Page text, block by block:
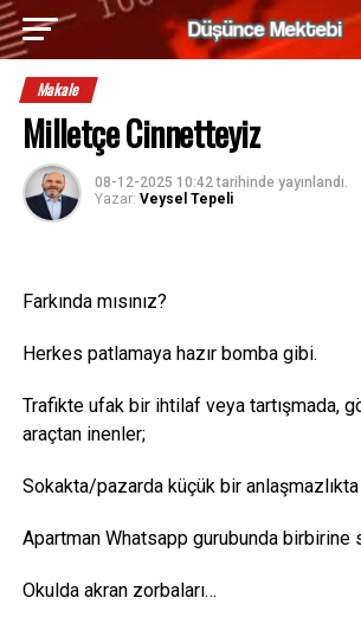
Makale
Milletçe Cinnetteyiz
08-12-2025 10:42tarihinde yayınlandı.
Yazar: Veysel Tepeli
Farkında mısınız?
Herkes patlamaya hazır bomba gibi.
Trafikte ufak bir ihtilaf veya tartışmada,
araçtan inenler;
Sokakta/pazarda küçük bir
Apartman Whatsapp gurubunda birbirine
Okulda akran zorbaları…